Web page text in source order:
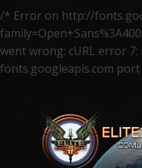
/* Error on http://
went wrong: cURL error
fonts.googleapis.com